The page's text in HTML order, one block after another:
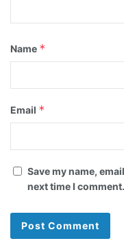
Name *
Email *
Save my name,
next time I comment.